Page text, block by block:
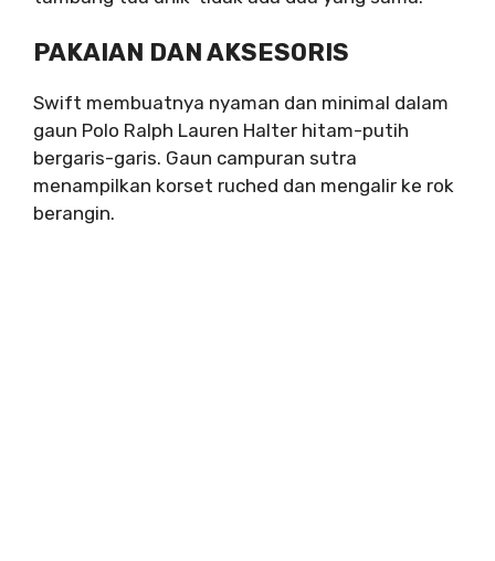
PAKAIAN DAN AKSESORIS
Swift membuatnya nyaman dan minimal dalam
gaun Polo Ralph Lauren Halter hitam-putih
bergaris-garis. Gaun campuran sutra
menampilkan korset ruched dan mengalir ke rok
berangin.